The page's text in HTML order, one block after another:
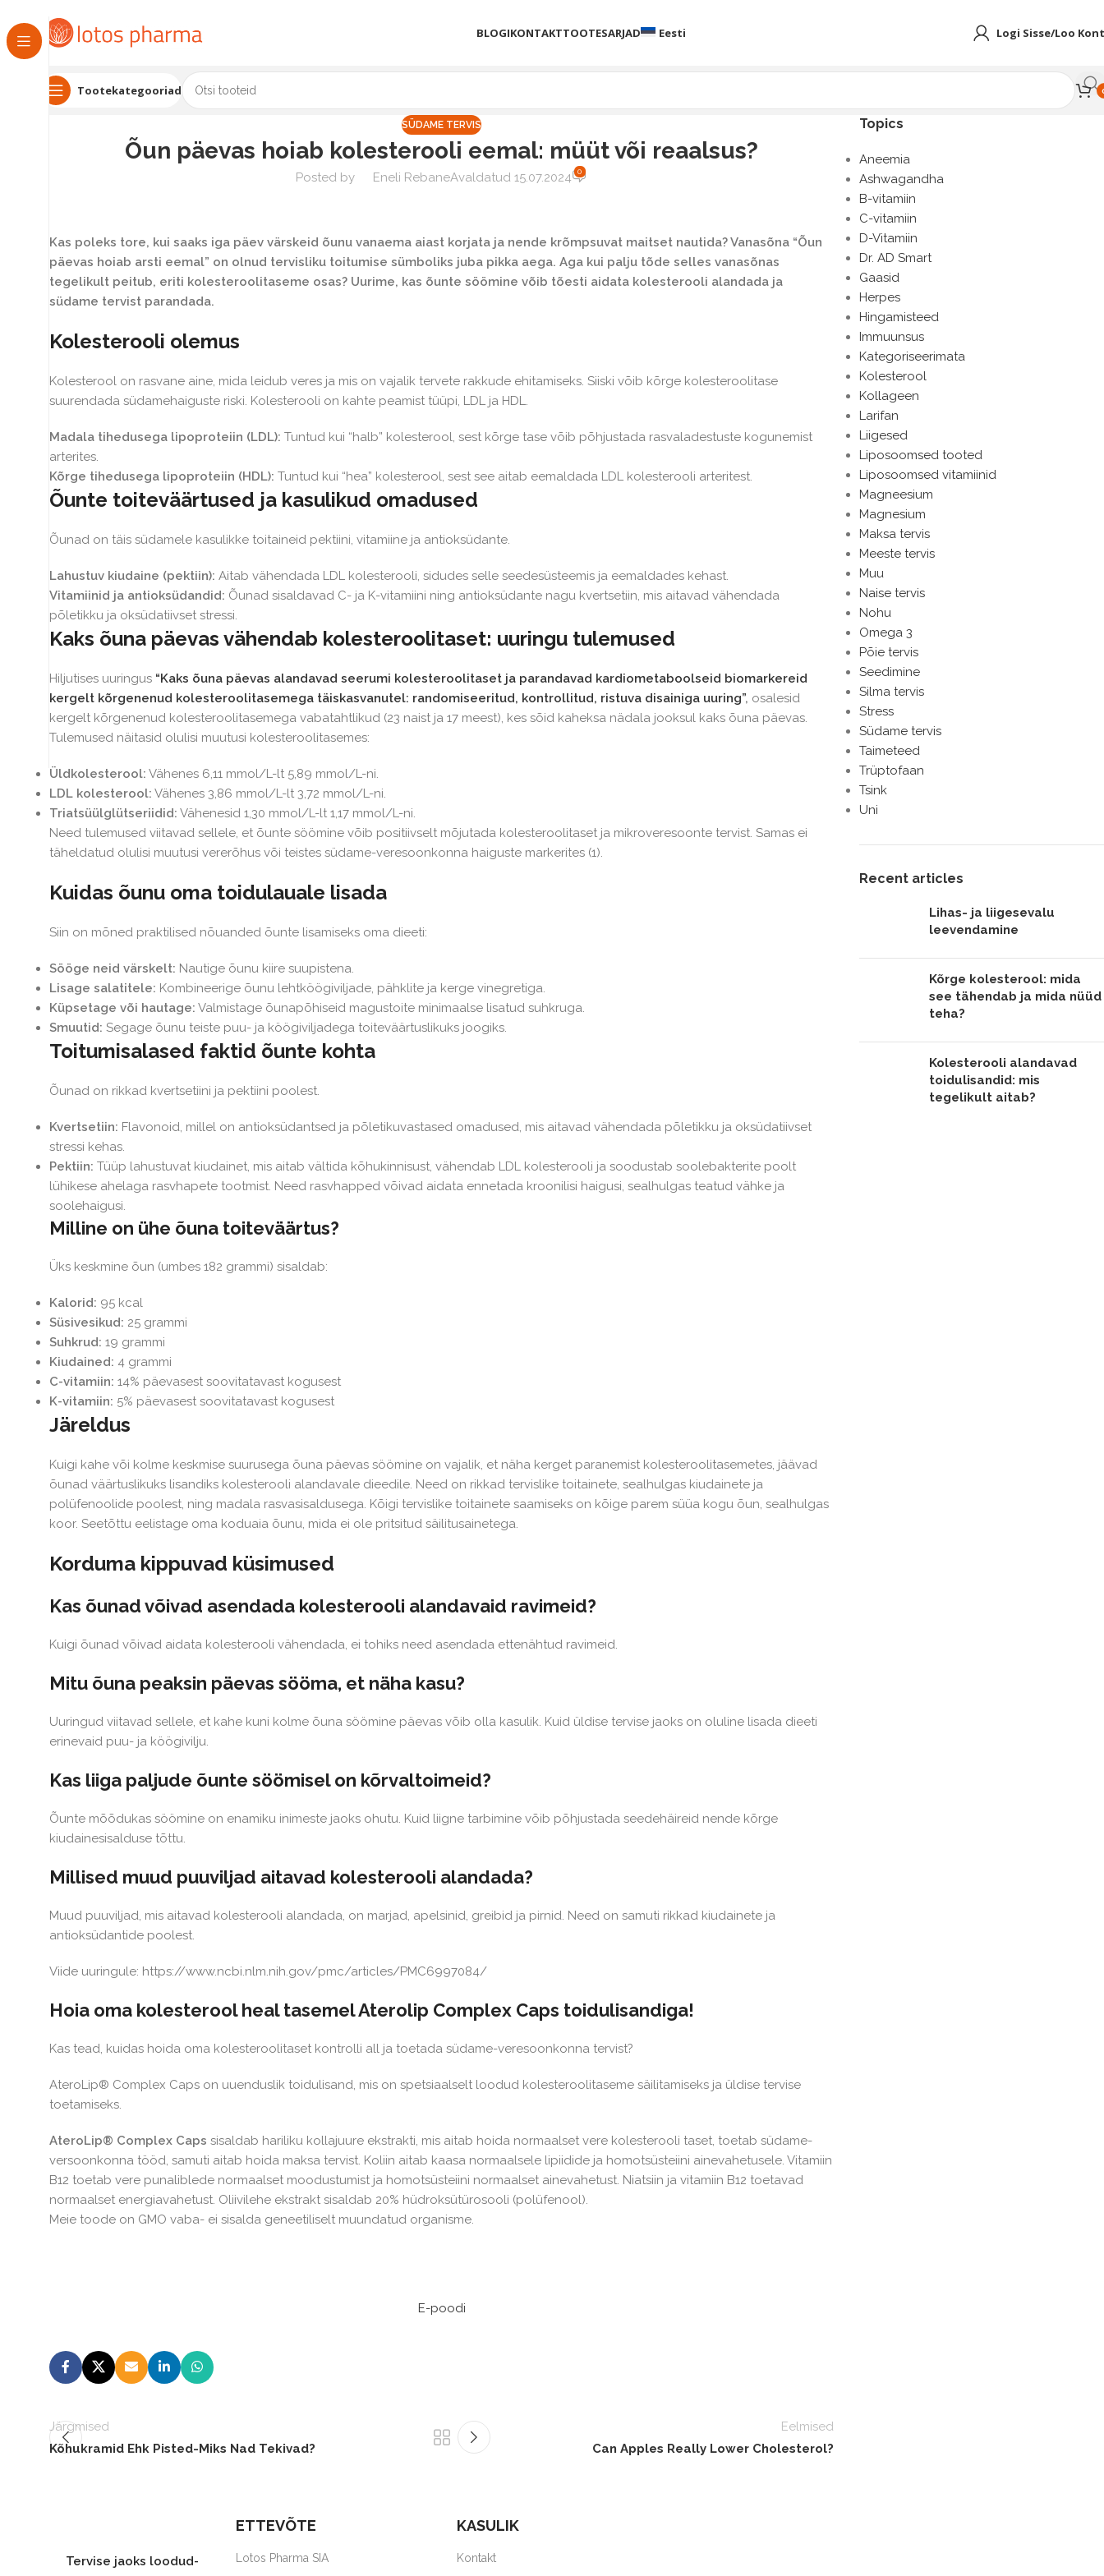
BLOGIKONTAKTTOOTESARJAD Eesti Logi Sisse/Loo
Tootekategooriad
SÜDAME TERVIS
Õun päevas hoiab kolesterooli eemal: müüt või reaalsus?
Posted by Eneli RebaneAvaldatud 15.07.2024 0
Kas poleks tore, kui saaks iga päev värskeid õunu vanaema aiast korjata ja nende krõmpsuvat maitset nautida? Vanasõna “Õun
päevas hoiab arsti eemal” on olnud tervisliku toitumise sümboliks juba pikka aega. Aga kui palju tõde selles vanasõnas
tegelikult peitub, eriti kolesteroolitaseme osas? Uurime, kas õunte söömine võib tõesti aidata kolesterooli alandada ja
südame tervist parandada.
Kolesterooli olemus
Kolesterool on rasvane aine, mida leidub veres ja mis on vajalik tervete rakkude ehitamiseks. Siiski võib kõrge kolesteroolitase
suurendada südamehaiguste riski. Kolesterooli on kahte peamist tüüpi, LDL ja HDL.
Madala tihedusega lipoproteiin (LDL): Tuntud kui “halb” kolesterool, sest kõrge tase võib põhjustada rasvaladestuste kogunemist
arterites.
Kõrge tihedusega lipoproteiin (HDL): Tuntud kui “hea” kolesterool, sest see aitab eemaldada LDL kolesterooli arteritest.
Õunte toiteväärtused ja kasulikud omadused
Õunad on täis südamele kasulikke toitaineid pektiini, vitamiine ja antioksüdante.
Lahustuv kiudaine (pektiin): Aitab vähendada LDL kolesterooli, sidudes selle seedesüsteemis ja eemaldades kehast.
Vitamiinid ja antioksüdandid: Õunad sisaldavad C- ja K-vitamiini ning antioksüdante nagu kvertsetiin, mis aitavad vähendada
põletikku ja oksüdatiivset stressi.
Kaks õuna päevas vähendab kolesteroolitaset: uuringu tulemused
Hiljutises uuringus “Kaks õuna päevas alandavad seerumi kolesteroolitaset ja parandavad kardiometaboolseid biomarkereid
kergelt kõrgenenud kolesteroolitasemega täiskasvanutel: randomiseeritud, kontrollitud, ristuva disainiga uuring”, osalesid
kergelt kõrgenenud kolesteroolitasemega vabatahtlikud (23 naist ja 17 meest), kes sõid kaheksa nädala jooksul kaks õuna päevas.
Tulemused näitasid olulisi muutusi kolesteroolitasemes:
Üldkolesterool: Vähenes 6,11 mmol/L-lt 5,89 mmol/L-ni.
LDL kolesterool: Vähenes 3,86 mmol/L-lt 3,72 mmol/L-ni.
Triatsüülglütseriidid: Vähenesid 1,30 mmol/L-lt 1,17 mmol/L-ni.
Need tulemused viitavad sellele, et õunte söömine võib positiivselt mõjutada kolesteroolitaset ja mikroveresoonte tervist. Samas ei
täheldatud olulisi muutusi vererõhus või teistes südame-veresoonkonna haiguste markerites (1).
Kuidas õunu oma toidulauale lisada
Siin on mõned praktilised nõuanded õunte lisamiseks oma dieeti:
Sööge neid värskelt: Nautige õunu kiire suupistena.
Lisage salatitele: Kombineerige õunu lehtköögiviljade, pähklite ja kerge vinegretiga.
Küpsetage või hautage: Valmistage õunapõhiseid magustoite minimaalse lisatud suhkruga.
Smuutid: Segage õunu teiste puu- ja köögiviljadega toiteväärtuslikuks joogiks.
Toitumisalased faktid õunte kohta
Õunad on rikkad kvertsetiini ja pektiini poolest.
Kvertsetiin: Flavonoid, millel on antioksüdantsed ja põletikuvastased omadused, mis aitavad vähendada põletikku ja oksüdatiivset
stressi kehas.
Pektiin: Tüüp lahustuvat kiudainet, mis aitab vältida kõhukinnisust, vähendab LDL kolesterooli ja soodustab soolebakterite poolt
lühikese ahelaga rasvhapete tootmist. Need rasvhapped võivad aidata ennetada kroonilisi haigusi, sealhulgas teatud vähke ja
soolehaigusi.
Milline on ühe õuna toiteväärtus?
Üks keskmine õun (umbes 182 grammi) sisaldab:
Kalorid: 95 kcal
Süsivesikud: 25 grammi
Suhkrud: 19 grammi
Kiudained: 4 grammi
C-vitamiin: 14% päevasest soovitatavast kogusest
K-vitamiin: 5% päevasest soovitatavast kogusest
Järeldus
Kuigi kahe või kolme keskmise suurusega õuna päevas söömine on vajalik, et näha kerget paranemist kolesteroolitasemetes, jäävad
õunad väärtuslikuks lisandiks kolesterooli alandavale dieedile. Need on rikkad tervislike toitainete, sealhulgas kiudainete ja
polüfenoolide poolest, ning madala rasvasisaldusega. Kõigi tervislike toitainete saamiseks on kõige parem süüa kogu õun, sealhulgas
koor. Seetõttu eelistage oma koduaia õunu, mida ei ole pritsitud säilitusainetega.
Korduma kippuvad küsimused
Kas õunad võivad asendada kolesterooli alandavaid ravimeid?
Kuigi õunad võivad aidata kolesterooli vähendada, ei tohiks need asendada ettenähtud ravimeid.
Mitu õuna peaksin päevas sööma, et näha kasu?
Uuringud viitavad sellele, et kahe kuni kolme õuna söömine päevas võib olla kasulik. Kuid üldise tervise jaoks on oluline lisada dieeti
erinevaid puu- ja köögivilju.
Kas liiga paljude õunte söömisel on kõrvaltoimeid?
Õunte mõõdukas söömine on enamiku inimeste jaoks ohutu. Kuid liigne tarbimine võib põhjustada seedehäireid nende kõrge
kiudainesisalduse tõttu.
Millised muud puuviljad aitavad kolesterooli alandada?
Muud puuviljad, mis aitavad kolesterooli alandada, on marjad, apelsinid, greibid ja pirnid. Need on samuti rikkad kiudainete ja
antioksüdantide poolest.
Viide uuringule: https://www.ncbi.nlm.nih.gov/pmc/articles/PMC6997084/
Hoia oma kolesterool heal tasemel Aterolip Complex Caps toidulisandiga!
Kas tead, kuidas hoida oma kolesteroolitaset kontrolli all ja toetada südame-veresoonkonna tervist?
AteroLip® Complex Caps on uuenduslik toidulisand, mis on spetsiaalselt loodud kolesteroolitaseme säilitamiseks ja üldise tervise
toetamiseks.
AteroLip® Complex Caps sisaldab hariliku kollajuure ekstrakti, mis aitab hoida normaalset vere kolesterooli taset, toetab südame-
versoonkonna tööd, samuti aitab hoida maksa tervist. Koliin aitab kaasa normaalsele lipiidide ja homotsüsteiini ainevahetusele. Vitamiin
B12 toetab vere punaliblede normaalset moodustumist ja homotsüsteiini normaalset ainevahetust. Niatsiin ja vitamiin B12 toetavad
normaalset energiavahetust. Oliivilehe ekstrakt sisaldab 20% hüdroksütürosooli (polüfenool).
Meie toode on GMO vaba- ei sisalda geneetiliselt muundatud organisme.
E-poodi
Järgmised
Kõhukramid Ehk Pisted-Miks Nad Tekivad?
Eelmised
Can Apples Really Lower Cholesterol?
Topics
Aneemia
Ashwagandha
B-vitamiin
C-vitamiin
D-Vitamiin
Dr. AD Smart
Gaasid
Herpes
Hingamisteed
Immuunsus
Kategoriseerimata
Kolesterool
Kollageen
Larifan
Liigesed
Liposoomsed tooted
Liposoomsed vitamiinid
Magneesium
Magnesium
Maksa tervis
Meeste tervis
Muu
Naise tervis
Nohu
Omega 3
Põie tervis
Seedimine
Silma tervis
Stress
Südame tervis
Taimeteed
Trüptofaan
Tsink
Uni
Recent articles
Lihas- ja liigesevalu
leevendamine
Kõrge kolesterool: mida
see tähendab ja mida nüüd
teha?
Kolesterooli alandavad
toidulisandid: mis
tegelikult aitab?
Tervise jaoks loodud-
ETTEVÕTE
Lotos Pharma SIA
KASULIK
Kontakt